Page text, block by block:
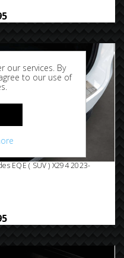
EQE ( SUV ) X294 2023-
our services. By
to our use of